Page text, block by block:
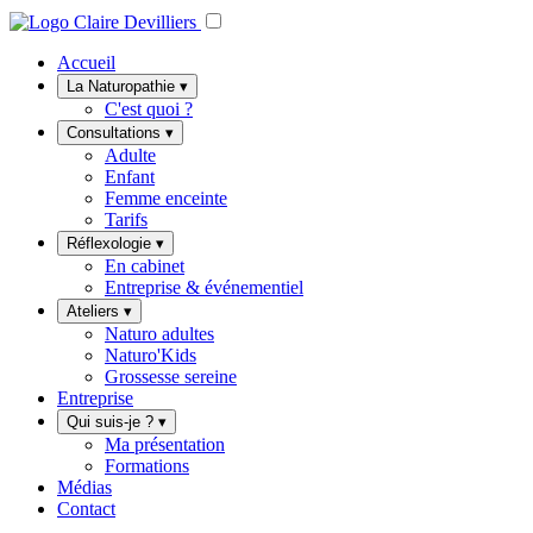
Accueil
La Naturopathie ▾
C'est quoi ?
Consultations ▾
Adulte
Enfant
Femme enceinte
Tarifs
Réflexologie ▾
En cabinet
Entreprise & événementiel
Ateliers ▾
Naturo adultes
Naturo'Kids
Grossesse sereine
Entreprise
Qui suis-je ? ▾
Ma présentation
Formations
Médias
Contact